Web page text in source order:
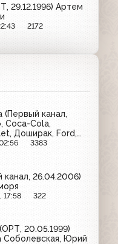
29.12.1996) Артем
2172
(Первый канал,
Coca-Cola,
Доширак, Ford,
3383
канал, 26.04.2006)
17:58 322
20.05.1999)
Соболевская, Юрий